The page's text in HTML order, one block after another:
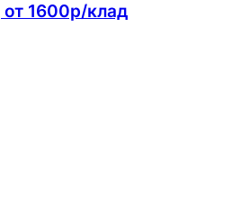
1600р/клад